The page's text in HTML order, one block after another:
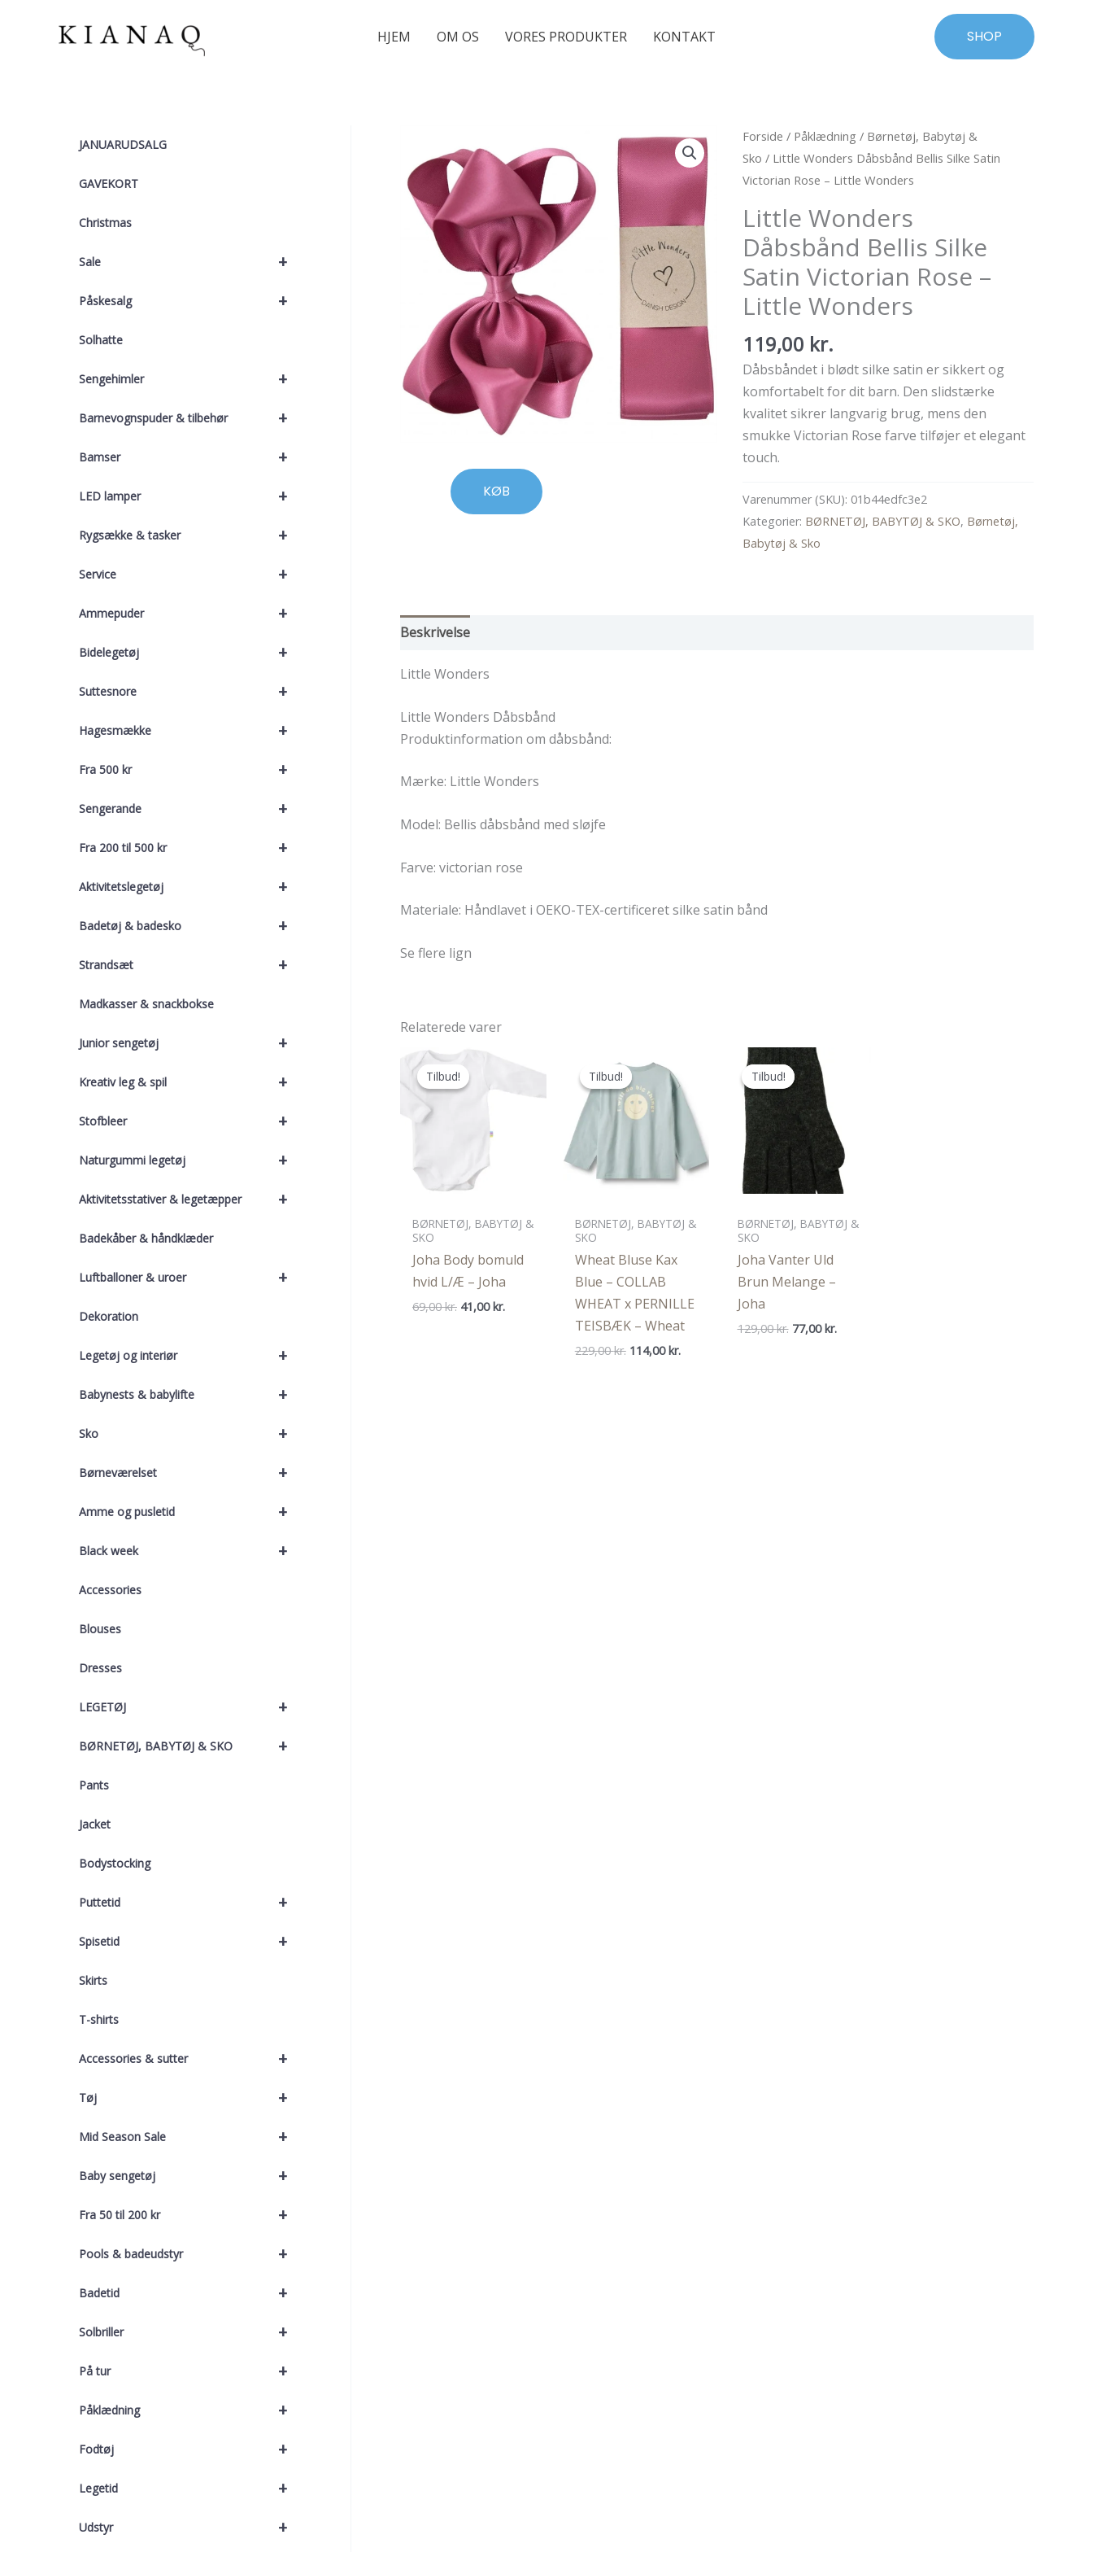
HJEM OM OS VORES PRODUKTER KONTAKT SHOP
JANUARUDSALG
GAVEKORT
Christmas
+
Sale
+
Påskesalg
Solhatte
+
Sengehimler
+
Barnevognspuder & tilbehør
+
Bamser
+
LED lamper
+
Rygsække & tasker
+
Service
+
Ammepuder
+
Bidelegetøj
+
Suttesnore
+
Hagesmække
+
Fra 500 kr
+
Sengerande
+
Fra 200 til 500 kr
+
Aktivitetslegetøj
+
Badetøj & badesko
+
Strandsæt
Madkasser & snackbokse
+
Junior sengetøj
+
Kreativ leg & spil
+
Stofbleer
+
Naturgummi legetøj
+
Aktivitetsstativer & legetæpper
Badekåber & håndklæder
+
Luftballoner & uroer
Dekoration
+
Legetøj og interiør
+
Babynests & babylifte
+
Sko
+
Børneværelset
+
Amme og pusletid
+
Black week
Accessories
Blouses
Dresses
+
LEGETØJ
+
BØRNETØJ, BABYTØJ & SKO
Pants
Jacket
Bodystocking
+
Puttetid
+
Spisetid
Skirts
T-shirts
+
Accessories & sutter
+
Tøj
+
Mid Season Sale
+
Baby sengetøj
+
Fra 50 til 200 kr
+
Pools & badeudstyr
+
Badetid
+
Solbriller
+
På tur
+
Påklædning
+
Fodtøj
+
Legetid
+
Udstyr
Forside / Påklædning / Børnetøj, Babytøj &
Sko / Little Wonders Dåbsbånd Bellis Silke Satin
Victorian Rose – Little Wonders
Little Wonders
Dåbsbånd Bellis Silke
Satin Victorian Rose –
Little Wonders
119,00 kr.
Dåbsbåndet i blødt silke satin er sikkert og
komfortabelt for dit barn. Den slidstærke
kvalitet sikrer langvarig brug, mens den
smukke Victorian Rose farve tilføjer et elegant
touch.
Varenummer (SKU): 01b44edfc3e2
Kategorier: BØRNETØJ, BABYTØJ & SKO, Børnetøj,
Babytøj & Sko
KØB
Beskrivelse
Little Wonders
Little Wonders Dåbsbånd
Produktinformation om dåbsbånd:
Mærke: Little Wonders
Model: Bellis dåbsbånd med sløjfe
Farve: victorian rose
Materiale: Håndlavet i OEKO-TEX-certificeret silke satin bånd
Se flere lign
Relaterede varer
Tilbud!
Tilbud!
BØRNETØJ, BABYTØJ &
SKO
Joha Body bomuld
hvid L/Æ – Joha
69,00kr. Den
41,00 kr.Den
Tilbud!
Tilbud!
BØRNETØJ, BABYTØJ &
SKO
Wheat Bluse Kax
Blue – COLLAB
WHEAT x PERNILLE
TEISBÆK – Wheat
229,00kr. Den
114,00 kr.Den
Tilbud!
Tilbud!
BØRNETØJ, BABYTØJ &
SKO
Joha Vanter Uld
Brun Melange –
Joha
129,00kr. Den
77,00 kr.Den